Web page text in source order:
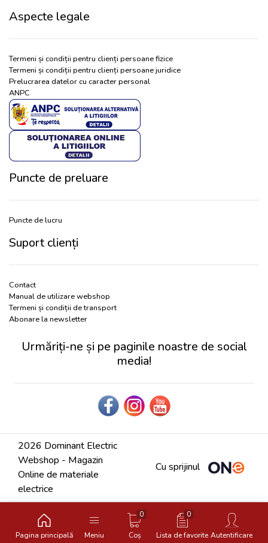
Aspecte legale
Termeni și condiții pentru clienți persoane fizice
Termeni și condiții pentru clienți persoane juridice
Prelucrarea datelor cu caracter personal
ANPC
Puncte de preluare
Puncte de lucru
Suport clienți
Contact
Manual de utilizare webshop
Termeni și condiții de transport
Abonare la newsletter
Urmăriți-ne și pe paginile noastre de social
media!
2026 Dominant Electric
Webshop - Magazin
Online de materiale
electrice
Cu sprijinul
Pagina principală Meniu
0
Coș
0
Lista de favorite Autentificare